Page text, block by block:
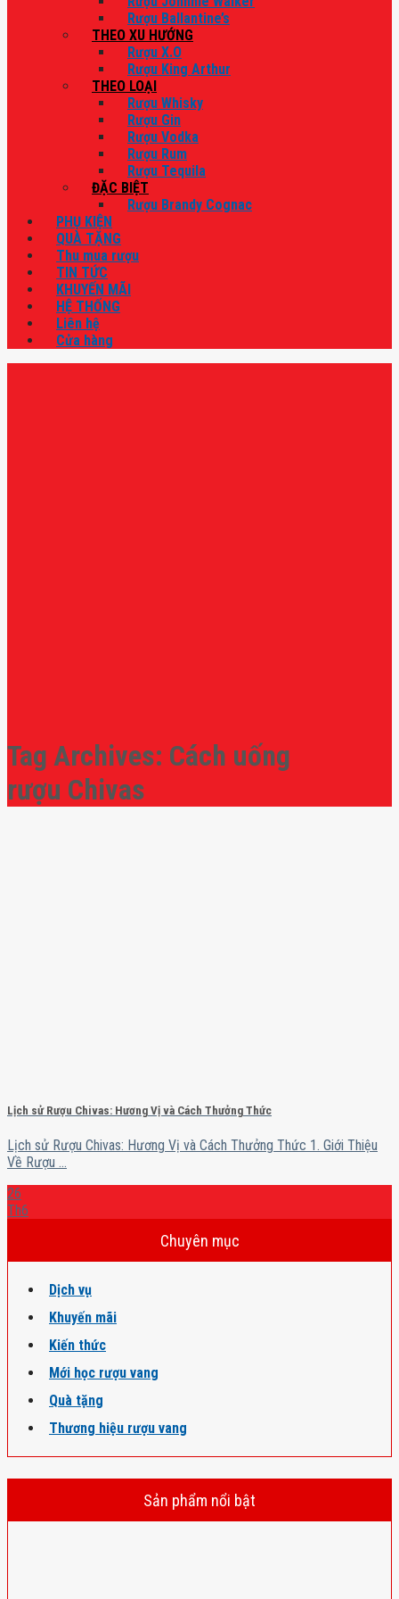
Rượu Ballantine’s
THEO XU HƯỚNG
Rượu X.O
Rượu King Arthur
THEO LOẠI
Rượu Whisky
Rượu Gin
Rượu Vodka
Rượu Rum
Rượu Tequila
ĐẶC BIỆT
Rượu Brandy Cognac
PHỤ KIỆN
QUÀ TẶNG
Thu mua rượu
TIN TỨC
KHUYẾN MÃI
HỆ THỐNG
Liên hệ
Cửa hàng
Tag Archives: Cách uống
rượu Chivas
Lịch sử Rượu Chivas: Hương Vị và Cách Thưởng Thức
Lịch sử Rượu Chivas: Hương Vị và Cách Thưởng Thức 1. Giới Thiệu
Về Rượu ...
26
Th6
Chuyên mục
Dịch vụ
Khuyến mãi
Kiến thức
Mới học rượu vang
Quà tặng
Thương hiệu rượu vang
Sản phẩm nổi bật